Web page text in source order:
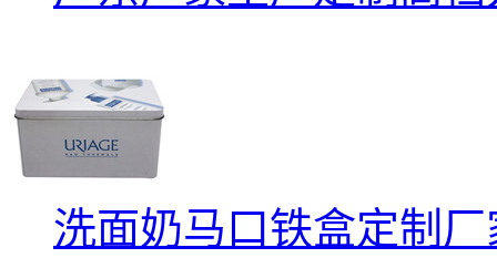
洗面奶马口铁盒定制厂